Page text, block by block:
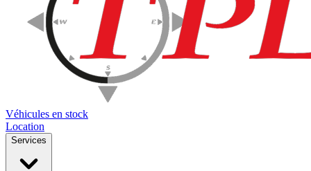
Véhicules en stock
Location
Services